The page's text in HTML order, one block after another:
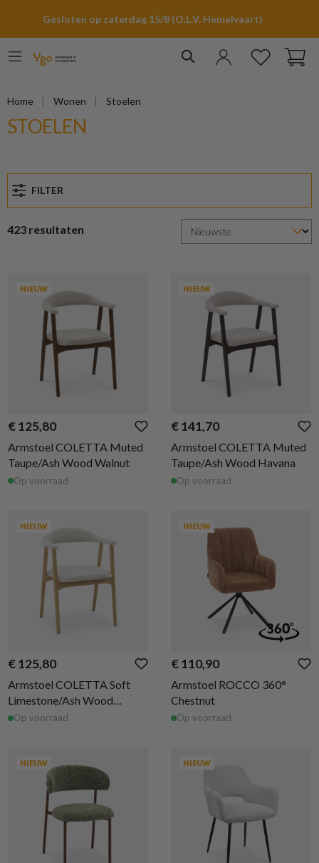
Gesloten op zaterdag 15/8 (O.L.V. Hemelvaart)
Home Wonen Stoelen
STOELEN
FILTER
423 resultaten
NIEUW
€ 125,80
Armstoel COLETTA Muted
Taupe/Ash Wood Walnut
Op voorraad
NIEUW
€ 141,70
Armstoel COLETTA Muted
Taupe/Ash Wood Havana
Op voorraad
NIEUW
€ 125,80
Armstoel COLETTA Soft
Limestone/Ash Wood
Natural
Op voorraad
NIEUW
€ 110,90
Armstoel ROCCO 360°
Chestnut
Op voorraad
NIEUW NIEUW